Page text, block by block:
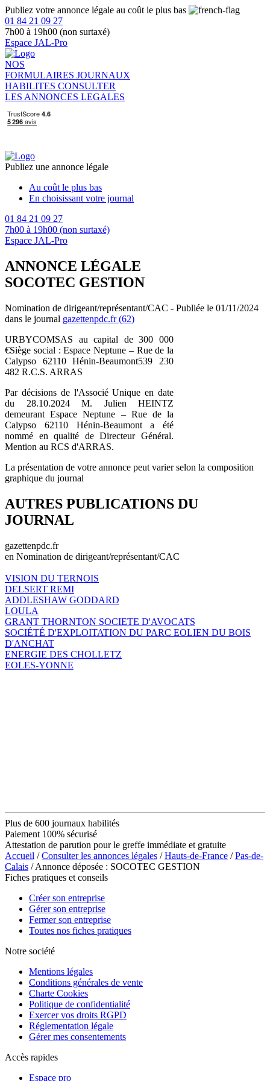
Publiez votre annonce légale au coût le plus bas
01 84 21 09 27
7h00 à 19h00 (non surtaxé)
Espace JAL-Pro
NOS
FORMULAIRES JOURNAUX
HABILITES CONSULTER
LES ANNONCES LEGALES
Publiez une annonce légale
Au coût le plus bas
En choisissant votre journal
01 84 21 09 27
7h00 à 19h00 (non surtaxé)
Espace JAL-Pro
ANNONCE LÉGALE
SOCOTEC GESTION
Nomination de dirigeant/représentant/CAC - Publiée le 01/11/2024
dans le journal gazettenpdc.fr (62)
URBYCOMSAS au capital de 300 000
€Siège social : Espace Neptune – Rue de la
Calypso 62110 Hénin-Beaumont539 230
482 R.C.S. ARRAS
Par décisions de l'Associé Unique en date
du 28.10.2024 M. Julien HEINTZ
demeurant Espace Neptune – Rue de la
Calypso 62110 Hénin-Beaumont a été
nommé en qualité de Directeur Général.
Mention au RCS d'ARRAS.
La présentation de votre annonce peut varier selon la composition
graphique du journal
AUTRES PUBLICATIONS DU
JOURNAL
gazettenpdc.fr
en Nomination de dirigeant/représentant/CAC
VISION DU TERNOIS
DELSERT REMI
ADDLESHAW GODDARD
LOULA
GRANT THORNTON SOCIETE D'AVOCATS
SOCIÉTÉ D'EXPLOITATION DU PARC EOLIEN DU BOIS
D'ANCHAT
ENERGIE DES CHOLLETZ
EOLES-YONNE
Plus de 600 journaux habilités
Paiement 100% sécurisé
Attestation de parution pour le greffe immédiate et gratuite
Accueil /Consulter les annonces légales /Hauts-de-France /Pas-de-
Calais / Annonce déposée : SOCOTEC GESTION
Fiches pratiques et conseils
Créer son entreprise
Gérer son entreprise
Fermer son entreprise
Toutes nos fiches pratiques
Notre société
Mentions légales
Conditions générales de vente
Charte Cookies
Politique de confidentialité
Exercer vos droits RGPD
Réglementation légale
Gérer mes consentements
Accès rapides
Espace pro